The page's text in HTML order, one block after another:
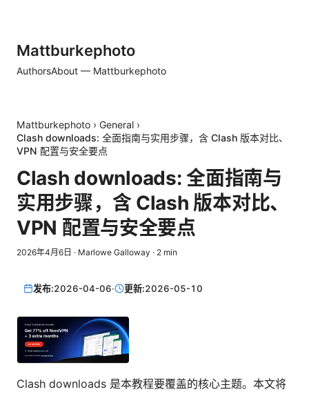
Mattburkephoto
AuthorsAbout — Mattburkephoto
Mattburkephoto › General ›
Clash downloads: 全面指南与实用步骤，含 Clash 版本对比、
VPN 配置与安全要点
Clash downloads: 全面指南与
实用步骤，含 Clash 版本对比、
VPN 配置与安全要点
2026年4月6日 · Marlowe Galloway · 2 min
发布:2026-04-06· 更新:2026-05-10
Clash downloads 是本教程要覆盖的核心主题。本文将